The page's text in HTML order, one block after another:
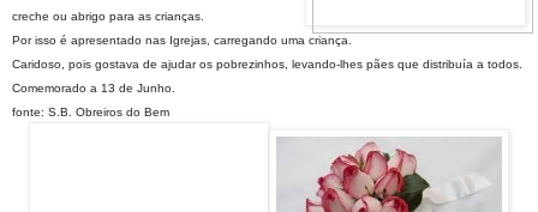
creche ou abrigo para as crianças.
Por isso é apresentado nas Igrejas, carregando uma criança.
Caridoso, pois gostava de ajudar os pobrezinhos, levando-lhes pães que distribuía a todos.
Comemorado a 13 de Junho.
fonte: S.B. Obreiros do Bem